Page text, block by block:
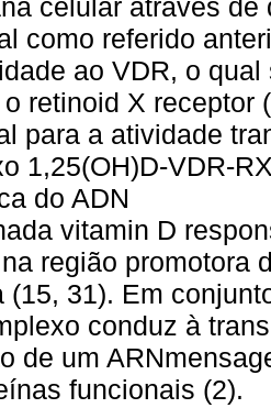
celular através
como referido
ao VDR, o
retinoid X receptor
para a atividade
1,25(OH)D-VDR-
do ADN
vitamin D
região promotora
(15, 31). Em
conduz à
de um
funcionais (2).